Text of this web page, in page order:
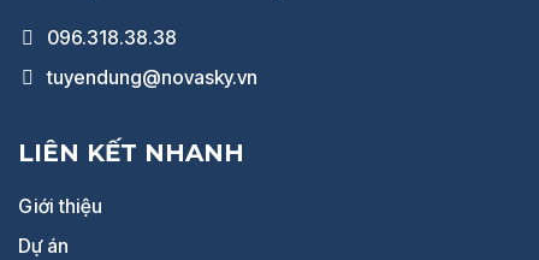
096.318.38.38
tuyendung@novasky.vn
LIÊN KẾT NHANH
Giới thiệu
Dự án